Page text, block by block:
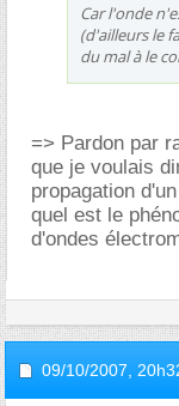
Car l'onde
(d'ailleurs le
du mal à le
=> Pardon par
que je voulais
propagation
quel est le
d'ondes
09/10/2007,